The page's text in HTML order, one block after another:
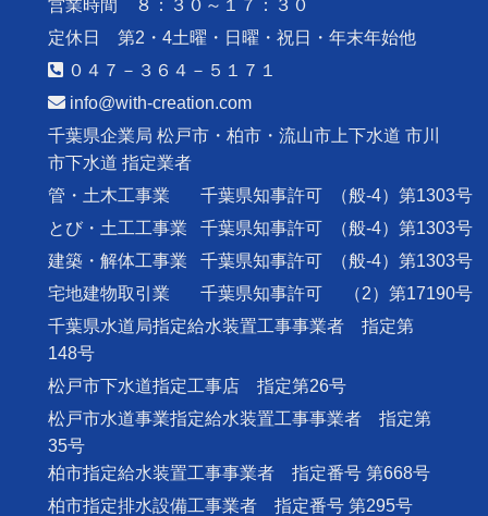
営業時間 ８：３０～１７：３０
定休日 第2・4土曜・日曜・祝日・年末年始他
０４７－３６４－５１７１
info@with-creation.com
千葉県企業局 松戸市・柏市・流山市上下水道 市川
市下水道 指定業者
管・土木工事業
千葉県知事許可
（般-4）第1303号
とび・土工工事業
千葉県知事許可
（般-4）第1303号
建築・解体工事業
千葉県知事許可
（般-4）第1303号
宅地建物取引業
千葉県知事許可
（2）第17190号
千葉県水道局指定給水装置工事事業者 指定第
148号
松戸市下水道指定工事店 指定第26号
松戸市水道事業指定給水装置工事事業者 指定第
35号
柏市指定給水装置工事事業者 指定番号 第668号
柏市指定排水設備工事業者 指定番号 第295号